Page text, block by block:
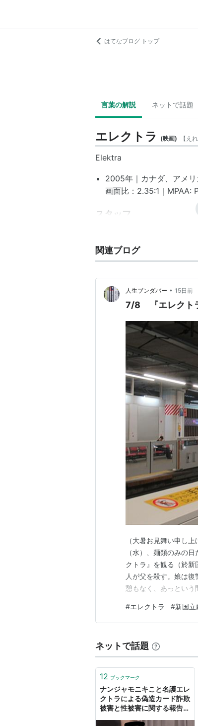
はてなブログ トップ
言葉の解説 ネットで話題
エレクトラ (映画) 【 え
Elektra
2005年｜カナダ、アメ
画面比：2.35:1｜MPAA:
スタッフ
製作：アヴィ・アラッド
製作総指揮：スタン・リ
ー
キャラクター創造：フラ
版）
撮影：ビル・ロー
ケヴィン・スティ
音楽：[[クリストフ・ベッ
キャスト
エレクトラ…………………
マーク・ミラー……………
キリギ………………………ウ
ロシ…………………………ケ
スティック…………………
アビー・ミラー……………
タイフォイド・メアリー
マカベ………………………コ
キンコウ……………………
ストーン……………………
デマルコ……………………
子持ちの大富豪、マーク・
込まれたエレクトラは、や
予告編
関連ブログ
人生ブンダバー • 15日前
7/8 『エレクト
（大暑お見舞い申し
（水）、麺類のみの
クトラ』を観る（於
人が父を殺す。娘は
憩もなく、あっという
ックリ。指揮：大野和
京フィルハーモニー
#エレクトラ #新国立
ネットで話題
12 ブックマーク
ナンジャモニキこと名護エレ
クトラによる偽造カード詐欺
被害と性被害に関する報告｜